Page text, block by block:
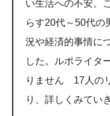
い生活への不安。
らす20代～50代の
況や経済的事情に
した。ルポライタ
りません 17人の
り、詳しくみてい